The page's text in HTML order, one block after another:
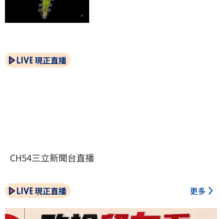
現正直播
CH54三立新聞台直播
現正直播 更多